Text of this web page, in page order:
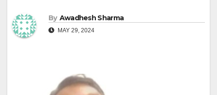
By Awadhesh Sharma
MAY 29, 2024